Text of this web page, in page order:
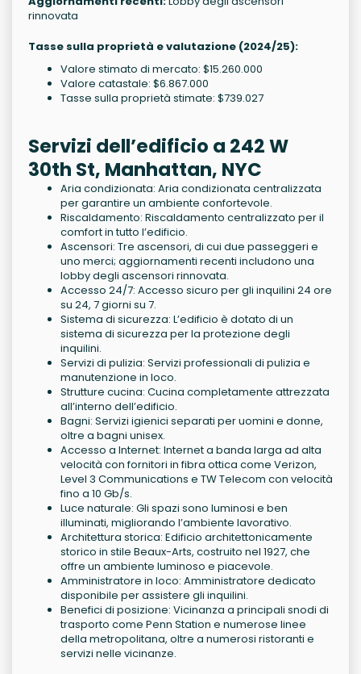
rinnovata
Tasse sulla proprietà e valutazione (2024/25):
Valore stimato di mercato: $15.260.000
Valore catastale: $6.867.000
Tasse sulla proprietà stimate: $739.027
Servizi dell’edificio a 242 W
30th St, Manhattan, NYC
Aria condizionata: Aria condizionata centralizzata
per garantire un ambiente confortevole.
Riscaldamento: Riscaldamento centralizzato per il
comfort in tutto l’edificio.
Ascensori: Tre ascensori, di cui due passeggeri e
uno merci; aggiornamenti recenti includono una
lobby degli ascensori rinnovata.
Accesso 24/7: Accesso sicuro per gli inquilini 24 ore
su 24, 7 giorni su 7.
Sistema di sicurezza: L’edificio è dotato di un
sistema di sicurezza per la protezione degli
inquilini.
Servizi di pulizia: Servizi professionali di pulizia e
manutenzione in loco.
Strutture cucina: Cucina completamente attrezzata
all’interno dell’edificio.
Bagni: Servizi igienici separati per uomini e donne,
oltre a bagni unisex.
Accesso a Internet: Internet a banda larga ad alta
velocità con fornitori in fibra ottica come Verizon,
Level 3 Communications e TW Telecom con velocità
fino a 10 Gb/s.
Luce naturale: Gli spazi sono luminosi e ben
illuminati, migliorando l’ambiente lavorativo.
Architettura storica: Edificio architettonicamente
storico in stile Beaux-Arts, costruito nel 1927, che
offre un ambiente luminoso e piacevole.
Amministratore in loco: Amministratore dedicato
disponibile per assistere gli inquilini.
Benefici di posizione: Vicinanza a principali snodi di
trasporto come Penn Station e numerose linee
della metropolitana, oltre a numerosi ristoranti e
servizi nelle vicinanze.